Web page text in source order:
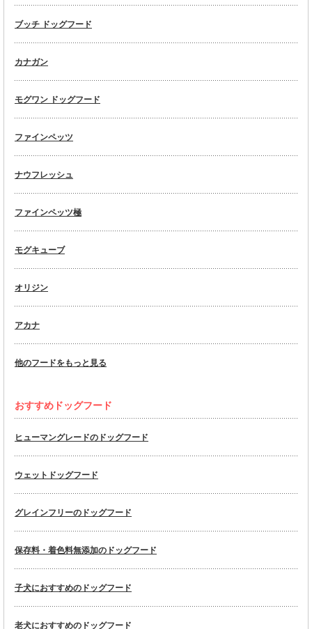
ブッチ ドッグフード
カナガン
モグワン ドッグフード
ファインペッツ
ナウフレッシュ
ファインペッツ極
モグキューブ
オリジン
アカナ
他のフードをもっと見る
おすすめドッグフード
ヒューマングレードのドッグフード
ウェットドッグフード
グレインフリーのドッグフード
保存料・着色料無添加のドッグフード
子犬におすすめのドッグフード
老犬におすすめのドッグフード